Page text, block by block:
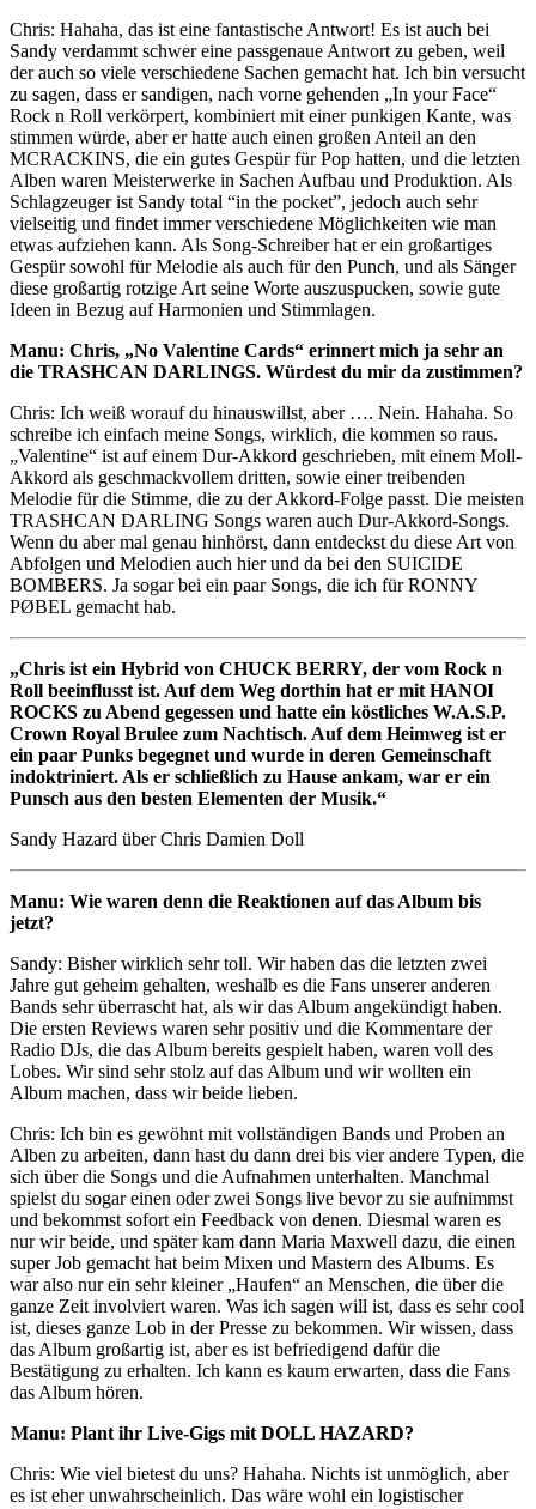
Chris: Hahaha, das ist eine fantastische Antwort! Es ist auch bei
Sandy verdammt schwer eine passgenaue Antwort zu geben, weil
der auch so viele verschiedene Sachen gemacht hat. Ich bin versucht
zu sagen, dass er sandigen, nach vorne gehenden „In your Face“
Rock n Roll verkörpert, kombiniert mit einer punkigen Kante, was
stimmen würde, aber er hatte auch einen großen Anteil an den
MCRACKINS, die ein gutes Gespür für Pop hatten, und die letzten
Alben waren Meisterwerke in Sachen Aufbau und Produktion. Als
Schlagzeuger ist Sandy total “in the pocket”, jedoch auch sehr
vielseitig und findet immer verschiedene Möglichkeiten wie man
etwas aufziehen kann. Als Song-Schreiber hat er ein großartiges
Gespür sowohl für Melodie als auch für den Punch, und als Sänger
diese großartig rotzige Art seine Worte auszuspucken, sowie gute
Ideen in Bezug auf Harmonien und Stimmlagen.
Manu: Chris, „No Valentine Cards“ erinnert mich ja sehr an
die TRASHCAN DARLINGS. Würdest du mir da zustimmen?
Chris: Ich weiß worauf du hinauswillst, aber …. Nein. Hahaha. So
schreibe ich einfach meine Songs, wirklich, die kommen so raus.
„Valentine“ ist auf einem Dur-Akkord geschrieben, mit einem Moll-
Akkord als geschmackvollem dritten, sowie einer treibenden
Melodie für die Stimme, die zu der Akkord-Folge passt. Die meisten
TRASHCAN DARLING Songs waren auch Dur-Akkord-Songs.
Wenn du aber mal genau hinhörst, dann entdeckst du diese Art von
Abfolgen und Melodien auch hier und da bei den SUICIDE
BOMBERS. Ja sogar bei ein paar Songs, die ich für RONNY
PØBEL gemacht hab.
„Chris ist ein Hybrid von CHUCK BERRY, der vom Rock n
Roll beeinflusst ist. Auf dem Weg dorthin hat er mit HANOI
ROCKS zu Abend gegessen und hatte ein köstliches W.A.S.P.
Crown Royal Brulee zum Nachtisch. Auf dem Heimweg ist er
ein paar Punks begegnet und wurde in deren Gemeinschaft
indoktriniert. Als er schließlich zu Hause ankam, war er ein
Punsch aus den besten Elementen der Musik.“
Sandy Hazard über Chris Damien Doll
Manu: Wie waren denn die Reaktionen auf das Album bis
jetzt?
Sandy: Bisher wirklich sehr toll. Wir haben das die letzten zwei
Jahre gut geheim gehalten, weshalb es die Fans unserer anderen
Bands sehr überrascht hat, als wir das Album angekündigt haben.
Die ersten Reviews waren sehr positiv und die Kommentare der
Radio DJs, die das Album bereits gespielt haben, waren voll des
Lobes. Wir sind sehr stolz auf das Album und wir wollten ein
Album machen, dass wir beide lieben.
Chris: Ich bin es gewöhnt mit vollständigen Bands und Proben an
Alben zu arbeiten, dann hast du dann drei bis vier andere Typen, die
sich über die Songs und die Aufnahmen unterhalten. Manchmal
spielst du sogar einen oder zwei Songs live bevor zu sie aufnimmst
und bekommst sofort ein Feedback von denen. Diesmal waren es
nur wir beide, und später kam dann Maria Maxwell dazu, die einen
super Job gemacht hat beim Mixen und Mastern des Albums. Es
war also nur ein sehr kleiner „Haufen“ an Menschen, die über die
ganze Zeit involviert waren. Was ich sagen will ist, dass es sehr cool
ist, dieses ganze Lob in der Presse zu bekommen. Wir wissen, dass
das Album großartig ist, aber es ist befriedigend dafür die
Bestätigung zu erhalten. Ich kann es kaum erwarten, dass die Fans
das Album hören.
Manu: Plant ihr Live-Gigs mit DOLL HAZARD?
Chris: Wie viel bietest du uns? Hahaha. Nichts ist unmöglich, aber
es ist eher unwahrscheinlich. Das wäre wohl ein logistischer